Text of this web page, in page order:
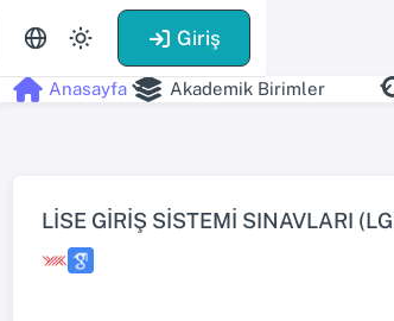
Giriş
Anasayfa Akademik Birimler
LİSE GİRİŞ SİSTEMİ SINAVLARI